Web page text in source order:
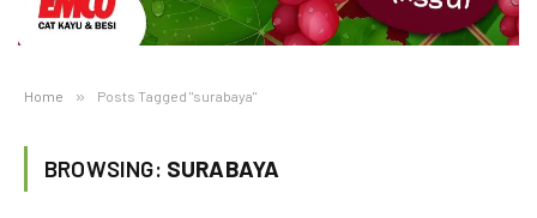
Home » Posts Tagged "surabaya"
BROWSING: SURABAYA